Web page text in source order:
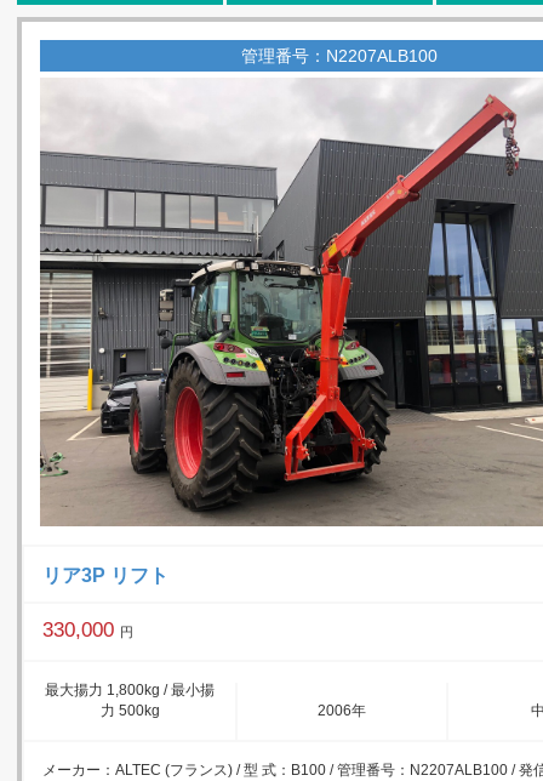
管理番号：N2207ALB100
リア3P リフト
330,000 円
最大揚力 1,800kg / 最小揚
力 500kg
2006年
メーカー：ALTEC (フランス) / 型 式：B100 / 管理番号：N2207ALB100 / 発